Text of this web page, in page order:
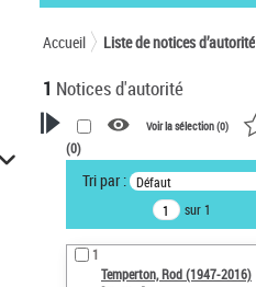
Accueil Liste de notices d’autorité
1 Notices d'autorité
VOTRE RECHERCHE
Recherche avancée dans les
notices d’autorité
Œuvres liées à l'auteur :
Temperton, Rod (1947-2016)
Voir la sélection (0)
(0)
Tri par : Défaut
sur 1
1
Temperton, Rod (1947-2016)